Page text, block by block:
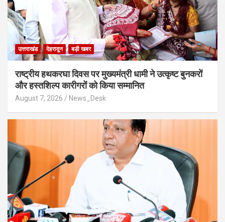
उत्तराखंड देहरादून बड़ी खबर
राष्ट्रीय हथकरघा दिवस पर मुख्यमंत्री धामी ने उत्कृष्ट बुनकरों
और हस्तशिल्प कारीगरों को किया सम्मानित
August 7, 2026 News_Desk